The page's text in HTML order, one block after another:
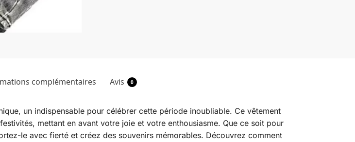
complémentaires Avis 0
un indispensable pour célébrer cette période inoubliable. Ce vêtement
mettant en avant votre joie et votre enthousiasme. Que ce soit pour
le avec fierté et créez des souvenirs mémorables. Découvrez comment